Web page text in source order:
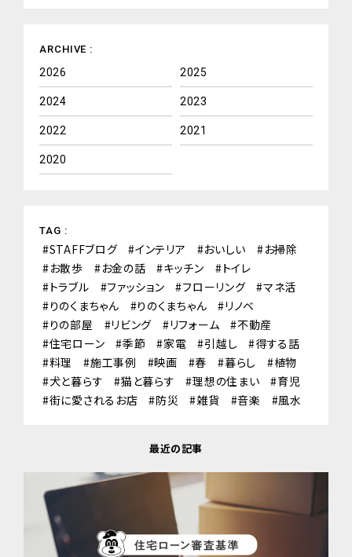
ARCHIVE :
2026 2025
2024 2023
2022 2021
2020
TAG :
STAFFブログ インテリア おいしい
お掃除
お散歩
お金の話 キッチン
トイレ
トラブル
ファッション フローリング
マネ活
りのくまちゃん
りのくまちゃん
リノベ
りの部屋
リビング リフォーム
不動産
住宅ローン
季節 家電 引越し
得する話
料理
施工事例 映画 春 暮らし
植物
犬と暮らす
猫と暮らす 理想の住まい
育児
街に愛されるお店
防災 雑貨 音楽 風水
最近の記事